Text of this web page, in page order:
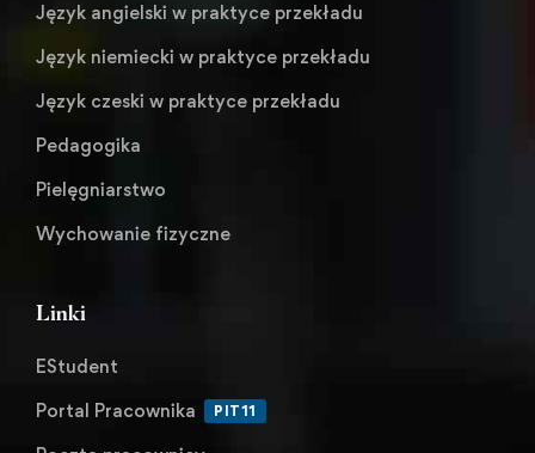
Język angielski w praktyce przekładu
Język niemiecki w praktyce przekładu
Język czeski w praktyce przekładu
Pedagogika
Pielęgniarstwo
Wychowanie fizyczne
Linki
EStudent
Portal Pracownika
PIT11